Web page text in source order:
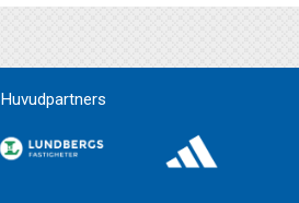
Huvudpartners